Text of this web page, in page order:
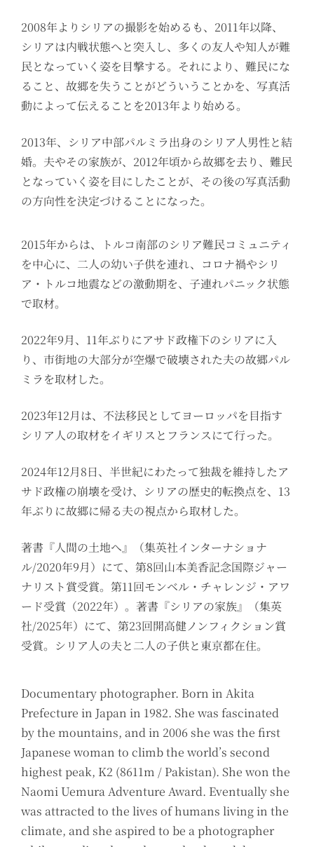
2008年よりシリアの撮影を始めるも、2011年以降、
シリアは内戦状態へと突入し、多くの友人や知人が難
民となっていく姿を目撃する。それにより、難民にな
ること、故郷を失うことがどういうことかを、写真活
動によって伝えることを2013年より始める。
2013年、シリア中部パルミラ出身のシリア人男性と結
婚。夫やその家族が、2012年頃から故郷を去り、難民
となっていく姿を目にしたことが、その後の写真活動
の方向性を決定づけることになった。
2015年からは、トルコ南部のシリア難民コミュニティ
を中心に、二人の幼い子供を連れ、コロナ禍やシリ
ア・トルコ地震などの激動期を、子連れパニック状態
で取材。
2022年9月、11年ぶりにアサド政権下のシリアに入
り、市街地の大部分が空爆で破壊された夫の故郷パル
ミラを取材した。
2023年12月は、不法移民としてヨーロッパを目指す
シリア人の取材をイギリスとフランスにて行った。
2024年12月8日、半世紀にわたって独裁を維持したア
サド政権の崩壊を受け、シリアの歴史的転換点を、13
年ぶりに故郷に帰る夫の視点から取材した。
著書『人間の土地へ』（集英社インターナショナ
ル/2020年9月）にて、第8回山本美香記念国際ジャー
ナリスト賞受賞。第11回モンベル・チャレンジ・アワ
ード受賞（2022年）。著書『シリアの家族』（集英
社/2025年）にて、第23回開高健ノンフィクション賞
受賞。シリア人の夫と二人の子供と東京都在住。
Documentary photographer. Born in Akita
Prefecture in Japan in 1982. She was fascinated
by the mountains, and in 2006 she was the first
Japanese woman to climb the world’s second
highest peak, K2 (8611m / Pakistan). She won the
Naomi Uemura Adventure Award. Eventually she
was attracted to the lives of humans living in the
climate, and she aspired to be a photographer